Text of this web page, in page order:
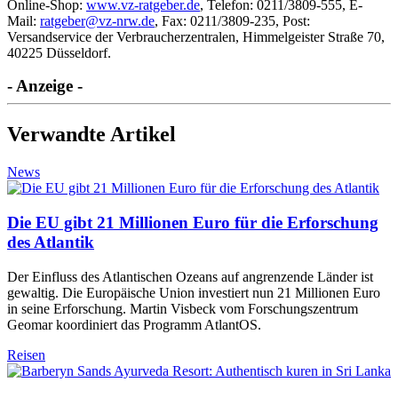
Online-Shop: www.vz-ratgeber.de, Telefon: 0211/3809-555, E-
Mail: ratgeber@vz-nrw.de, Fax: 0211/3809-235, Post:
Versandservice der Verbraucherzentralen, Himmelgeister Straße 70,
40225 Düsseldorf.
- Anzeige -
Verwandte Artikel
News
Die EU gibt 21 Millionen Euro für die Erforschung
des Atlantik
Der Einfluss des Atlantischen Ozeans auf angrenzende Länder ist
gewaltig. Die Europäische Union investiert nun 21 Millionen Euro
in seine Erforschung. Martin Visbeck vom Forschungszentrum
Geomar koordiniert das Programm AtlantOS.
Reisen